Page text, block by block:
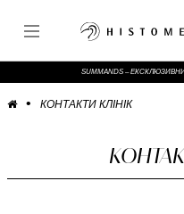
SUMMANDS –
КОНТАКТИ КЛІНІК